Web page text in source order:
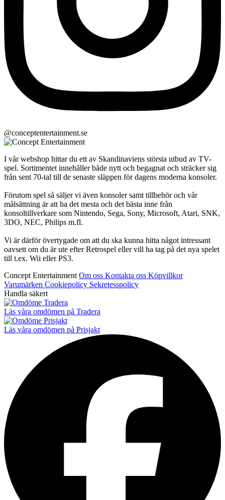
@conceptentertainment.se
I vår webshop hittar du ett av Skandinaviens största utbud av TV-
spel. Sortimentet innehåller både nytt och begagnat och sträcker sig
från sent 70-tal till de senaste släppen för dagens moderna konsoler.
Förutom spel så säljer vi även konsoler samt tillbehör och vår
målsättning är att ha det mesta och det bästa inne från
konsoltillverkare som Nintendo, Sega, Sony, Microsoft, Atari, SNK,
3DO, NEC, Philips m.fl.
Vi är därför övertygade om att du ska kunna hitta något intressant
oavsett om du är ute efter Retrospel eller vill ha tag på det nya spelet
till t.ex. Wii eller PS3.
Concept Entertainment Om oss Kontakta oss Köpvillkor
Varumärken Cookiepolicy Sekretesspolicy
Handla säkert
Läs våra omdömen på Tradera
Läs våra omdömen på Prisjakt